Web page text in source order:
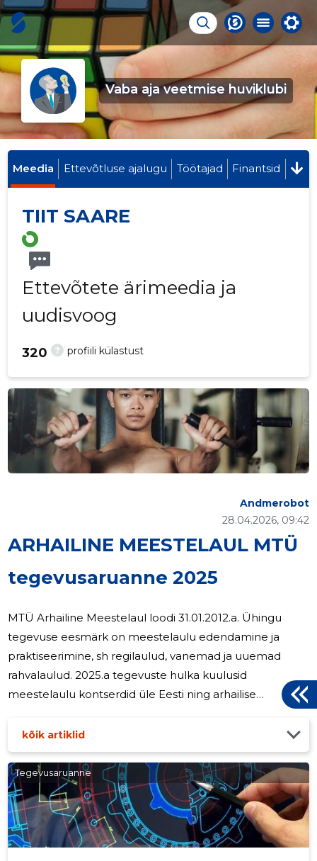
Vaba aja veetmise huviklubi
Meedia Ettevõtluse ajalugu Töötajad Finantsid
TIIT SAARE
Ettevõtete ärimeedia ja
uudisvoog
? profiili külastust
320
ARHAILINE MEESTELAUL MTÜ
tegevusaruanne 2025
28.04.2026, 09:42
Andmerobot
MTÜ Arhailine Meestelaul loodi 31.01.2012.a. Ühingu
tegevuse eesmärk on meestelaulu edendamine ja
praktiseerimine, sh regilaulud, vanemad ja uuemad
rahvalaulud. 2025.a tegevuste hulka kuulusid
meestelaulu kontserdid üle Eesti ning arhailise
jätkatakse tegevust samas valdkonnas.
kõik artiklid
Tegevusaruanne